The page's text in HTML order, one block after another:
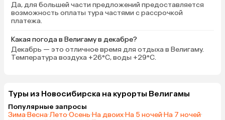
Да, для большей части предложений предоставляется
возможность оплаты тура частями с рассрочкой
платежа.
Какая погода в Велигаму в декабре?
Декабрь — это отличное время для отдыха в Велигаму.
Температура воздуха +26°C, воды +29°C.
Туры из Новосибирска на курорты Велигамы
Популярные запросы
Зима·Весна·Лето·Осень·На двоих·На 5 ночей·На 7 ночей·